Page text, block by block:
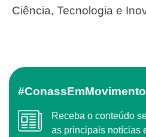
Ciência, Tecnologia e
#ConassEmMovimento
Receba o conteúdo semanal do Conass com
as principais notícias